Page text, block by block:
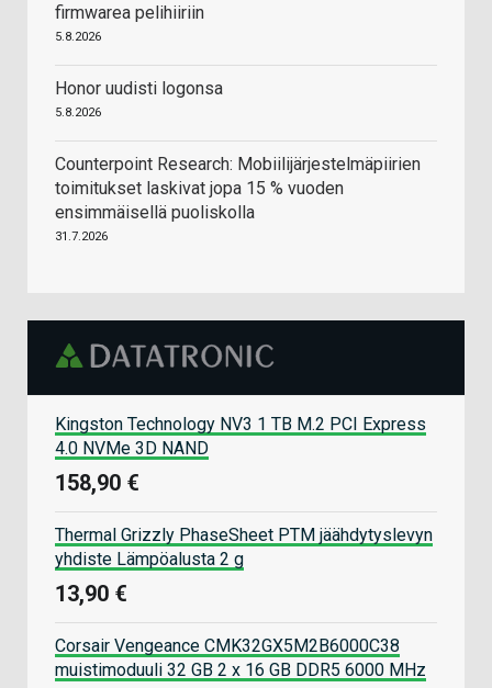
firmwarea pelihiiriin
5.8.2026
Honor uudisti logonsa
5.8.2026
Counterpoint Research: Mobiilijärjestelmäpiirien
toimitukset laskivat jopa 15 % vuoden
ensimmäisellä puoliskolla
31.7.2026
Kingston Technology NV3 1 TB M.2 PCI Express
4.0 NVMe 3D NAND
158,90 €
Thermal Grizzly PhaseSheet PTM jäähdytyslevyn
yhdiste Lämpöalusta 2 g
13,90 €
Corsair Vengeance CMK32GX5M2B6000C38
muistimoduuli 32 GB 2 x 16 GB DDR5 6000 MHz